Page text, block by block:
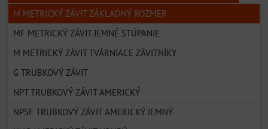
M METRICKÝ ZÁVIT ZÁKLADNÝ ROZMER
MF METRICKÝ ZÁVIT JEMNÉ STÚPANIE
M METRICKÝ ZÁVIT TVÁRNIACE ZÁVITNÍKY
G TRUBKOVÝ ZÁVIT
NPT TRUBKOVÝ ZÁVIT AMERICKÝ
NPSF TRUBKOVÝ ZÁVIT AMERICKÝ JEMNÝ